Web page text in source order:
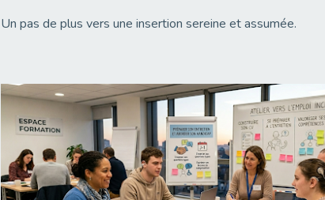
Un pas de plus vers une insertion sereine et assumée.